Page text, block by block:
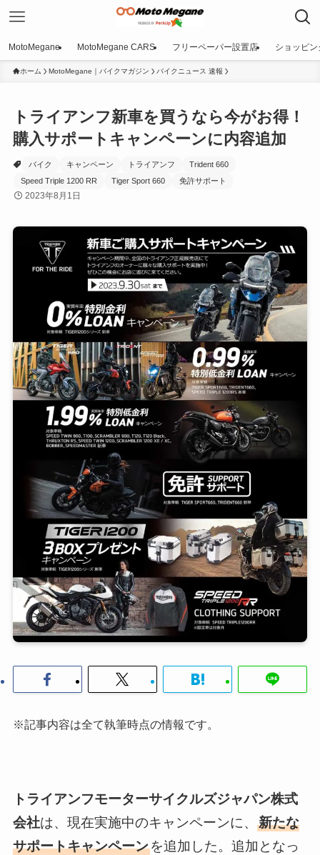
MotoMegane MotoMegane CARS フリーペーパー設置店 ショッピン
ホーム MotoMegane｜バイクマガジン バイクニュース 速報
トライアンフ新車を買うなら今がお得！
購入サポートキャンペーンに内容追加
バイク キャンペーン トライアンフ
Trident 660
Speed Triple 1200 RR
Tiger Sport 660 免許サポート
2023年8月1日
※記事内容は全て執筆時点の情報です。
トライアンフモーターサイクルズジャパン株式
会社は、現在実施中のキャンペーンに、 新たな
サポートキャンペーンを追加した。追加となっ